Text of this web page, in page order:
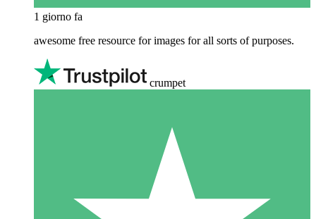
1 giorno fa
awesome free resource for images for all sorts of purposes.
crumpet